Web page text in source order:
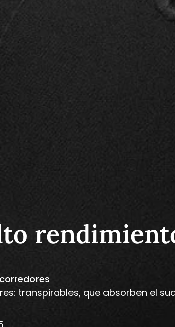
transpirables, que absorben el